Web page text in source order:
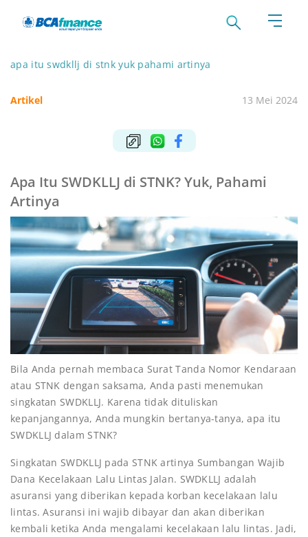
apa itu swdkllj di stnk yuk pahami artinya
Artikel 13 Mei 2024
Apa Itu SWDKLLJ di STNK? Yuk, Pahami
Artinya
Bila Anda pernah membaca Surat Tanda Nomor Kendaraan
atau STNK dengan saksama, Anda pasti menemukan
singkatan SWDKLLJ. Karena tidak dituliskan
kepanjangannya, Anda mungkin bertanya-tanya, apa itu
SWDKLLJ dalam STNK?
Singkatan SWDKLLJ pada STNK artinya Sumbangan Wajib
Dana Kecelakaan Lalu Lintas Jalan. SWDKLLJ adalah
asuransi yang diberikan kepada korban kecelakaan lalu
lintas. Asuransi ini wajib dibayar dan akan diberikan
kembali ketika Anda mengalami kecelakaan lalu lintas. Jadi,